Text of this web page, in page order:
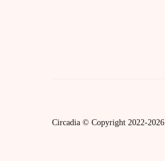
Circadia © Copyright 2022-2026